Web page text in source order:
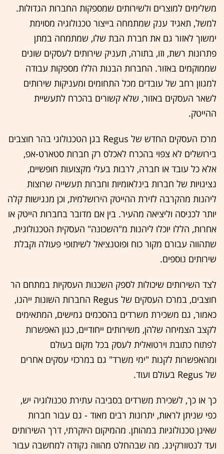
משלימים למוצרים ולשירותים שמספקות החברות הגדולות.
למשל, תאגיד ענק שמתמחה בייצור טכנולוגיה מסוימת
ימשוך לאזור גם את חברת הבת שלו, שמתמחה במתן
פתרונות רשת, וזו, בתורה, תעניק שירותים לעסקים שונים
שממוקמים באזור. החברות הבנות הללו מספקות עבודה
למגוון רחב של עובדים מכל התחומים ומעניקות שירותים
לשאר העסקים באזור, שלא קשורים בהכרח לתעשיית
ההייטק.
מרכז העסקים החדש של Regus בגן הטכנולוגי בהר חוצבים
בירושלים לא צפוי בהכרח לאכלס רק חברות סטארט-אפ,
אלא כל עובד או חברה, לרבות בעלי מקצועות חופשיים,
נציגויות של חברות בינלאומיות וחברות תעשייה שרוצות
ליהנות מהקרבה לזירת ההייטק הירושלמית, וכן מנגישות קלה
יותר לכניסה וליציאה מהעיר. בין אם מדובר בחברות הייטק או
אחרות, הללו יוכלו ליהנות מ"השכונה" העסקית הטכנולוגית,
שתהווה עבורם מקור כוח ופוטנציאל לשיתופי פעולה וקבלת
שירותים נוספים.
לצד השירותים שיכולות לספק השכנות העסקיות במתחם הר
חוצבים, במרכז העסקים של Regus החברות השונות ייהנו,
כאמור, גם משכירת משרדים בהסכמים גמישים, המתאימים
לקצב הצמיחה שלהן, משירותים ייחודיים, כגון האפשרות
לפתוח כתובת וירטואלית לעסק בכל מקום בעולם
ומהאפשרות לקנות "ימי משרד" גם במרכזי עסקים אחרים
של Regus בעולם ועוד.
כך או כך, לשכירת משרדים בסביבה עתירת טכנולוגיה יש,
כפי שניתן לראות, יתרונות רבים מאוד - גם עבור חברות
שאינן טכנולוגיות במהותן. מהמיקום היוקרתי, דרך השירותים
ועד לנטוורקינג. מה שבהחלט מהווה נקודה למחשבה עבור